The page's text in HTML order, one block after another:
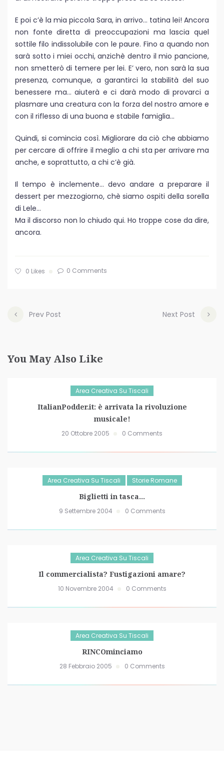
E poi c’è la mia piccola Sara, in arrivo… tatina lei! Ancora
non fonte diretta di preoccupazioni ma lascia quel
sottile filo indissolubile con le paure. Fino a quando non
sarà sotto i miei occhi, anzichè dentro il mio pancione,
non smetterò di temere per lei. E’ vero, non sarà la sua
presenza, comunque, a garantirci la stabilità del suo
benessere ma… aiuterà e ci darà modo di provarci a
plasmare una creatura con la forza del nostro amore e
con il riflesso di una buona e stabile famiglia…
Quindi, si comincia così. Migliorare da ciò che abbiamo
per cercare di offrire il meglio a chi sta per arrivare ma
anche, e soprattutto, a chi c’è già.
Il tempo è inclemente… devo andare a preparare il
dessert per mezzogiorno, chè siamo ospiti della sorella
di Lele…
Ma il discorso non lo chiudo qui. Ho troppe cose da dire,
ancora.
0 Likes 0 Comments
Prev Post Next Post
You May Also Like
Area Creativa Su Tiscali
ItalianPodder.it: è arrivata la rivoluzione
musicale!
20 Ottobre 2005 0 Comments
Area Creativa Su Tiscali Storie Romane
Biglietti in tasca…
9 Settembre 2004 0 Comments
Area Creativa Su Tiscali
Il commercialista? Fustigazioni amare?
10 Novembre 2004 0 Comments
Area Creativa Su Tiscali
RINCOminciamo
28 Febbraio 2005 0 Comments